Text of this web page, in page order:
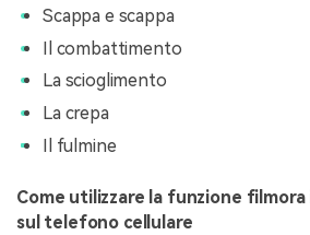
Scappa e scappa
Il combattimento
La scioglimento
La crepa
Il fulmine
Come utilizzare la funzione
sul telefono cellulare